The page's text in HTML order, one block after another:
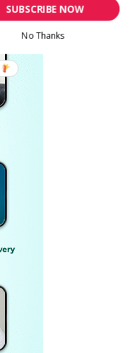
SUBSCRIBE NOW
No Thanks